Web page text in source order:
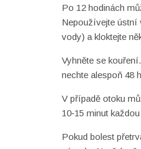
Po 12 hodinách
Nepoužívejte ústní
vody) a kloktejte
Vyhněte se
nechte alespoň 48
V případě otoku
10‑15 minut
Pokud bolest